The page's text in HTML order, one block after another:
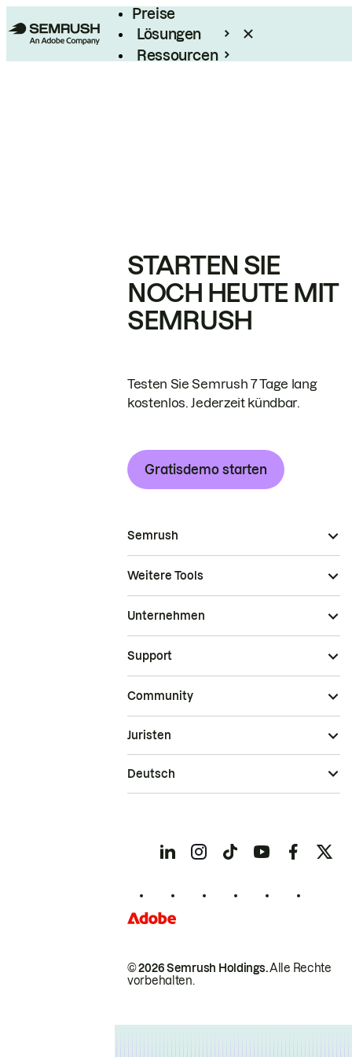
Preise
Lösungen
Ressourcen
STARTEN SIE
NOCH HEUTE MIT
SEMRUSH
Testen Sie Semrush 7 Tage lang
kostenlos. Jederzeit kündbar.
Gratisdemo starten
Semrush
Weitere Tools
Unternehmen
Support
Community
© 2026 Semrush Holdings.Alle Rechte
vorbehalten.
Juristen
Deutsch